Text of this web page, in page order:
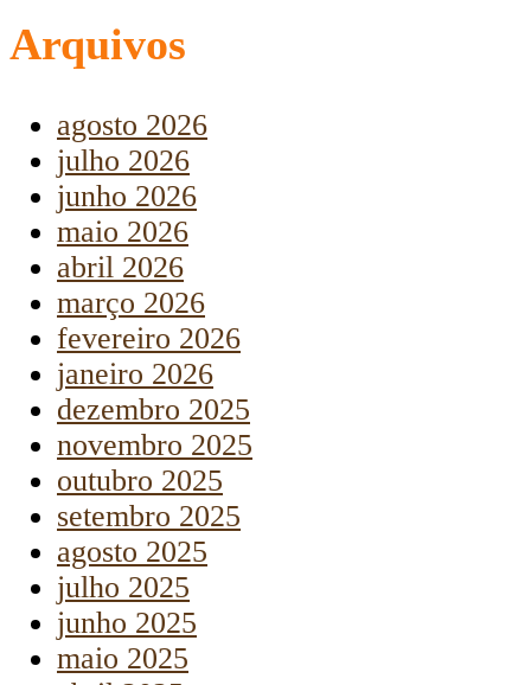
Arquivos
agosto 2026
julho 2026
junho 2026
maio 2026
abril 2026
março 2026
fevereiro 2026
janeiro 2026
dezembro 2025
novembro 2025
outubro 2025
setembro 2025
agosto 2025
julho 2025
junho 2025
maio 2025